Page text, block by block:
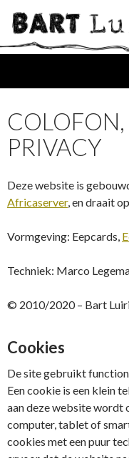
CONTENT
PRIVACY
Deze website is
Africaserver, en draait
Vormgeving: Eepcards,
Techniek: Marco
© 2010/2020 – Bart
Cookies
De site gebruikt
Een cookie is een klein
aan deze website wordt
computer, tablet of
cookies met een puur